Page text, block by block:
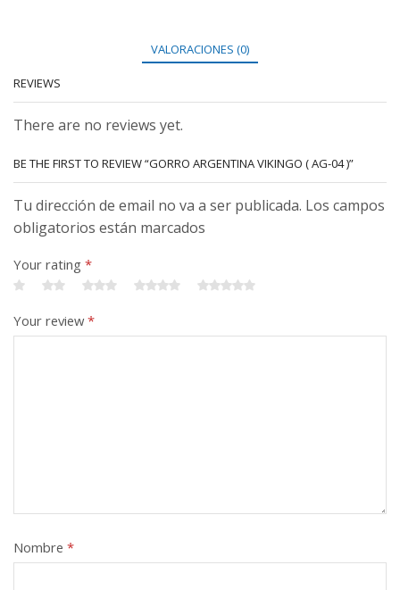
VALORACIONES (0)
REVIEWS
There are no reviews yet.
BE THE FIRST TO REVIEW “GORRO ARGENTINA VIKINGO ( AG-04 )”
Tu dirección de email no va a ser publicada. Los campos
obligatorios están marcados
Your rating *
Your review*
Nombre *